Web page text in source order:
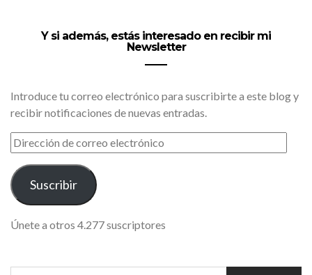
Y si además, estás interesado en recibir mi
Newsletter
Introduce tu correo electrónico para suscribirte a este blog y
recibir notificaciones de nuevas entradas.
DIRECCIÓN
DE
CORREO
ELECTRÓNICO
Suscribir
Únete a otros 4.277 suscriptores